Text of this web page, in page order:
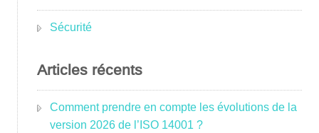
Sécurité
Articles récents
Comment prendre en compte les évolutions de la
version 2026 de l’ISO 14001 ?